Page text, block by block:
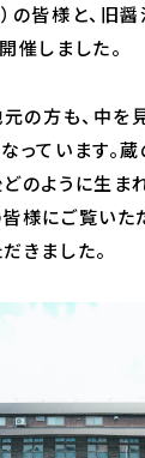
の皆様と、旧
催しました。
の方も、中を
っています。
のように生ま
様にご覧いた
きました。